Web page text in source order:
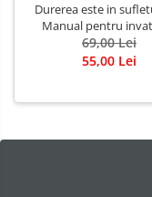
Durerea este in
Manual pentru
limbajului stresurilor
Invata sa te Ierti Luule
69,00 Lei
55,00 Lei